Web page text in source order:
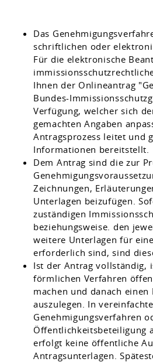
Das
schriftlichen oder
Für die elektronische
Ihnen der Onlineantrag
Bundes-
Verfügung, welcher sich
gemachten Angaben
Antragsprozess leitet und
Informationen bereitstellt.
Dem Antrag sind die zur
Zeichnungen,
Unterlagen beizufügen.
zuständigen
beziehungsweise. den
weitere Unterlagen für
erforderlich sind, sind
Ist der Antrag vollständig,
förmlichen Verfahren
machen und danach einen
auszulegen. In
Genehmigungsverfahren
Öffentlichkeitsbeteiligung
erfolgt keine öffentliche
Antragsunterlagen.